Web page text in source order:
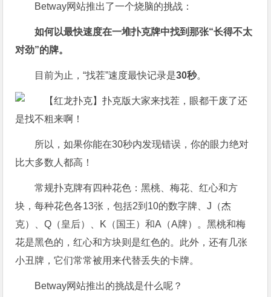
Betway网站推出了一个烧脑的挑战：
如何以最快速度在一堆扑克牌中找到那张“长得不太
对劲”的牌。
目前为止，“找茬”速度最快记录是30秒。
所以，如果你能在30秒内发现错误，你的眼力绝对
比大多数人都高！
常规扑克牌有四种花色：黑桃、梅花、红心和方
块，每种花色各13张，包括2到10的数字牌、J（杰
克）、Q（皇后）、K（国王）和A（A牌）。黑桃和梅
花是黑色的，红心和方块则是红色的。此外，还有几张
小丑牌，它们常常被用来代替丢失的卡牌。
Betway网站推出的挑战是什么呢？